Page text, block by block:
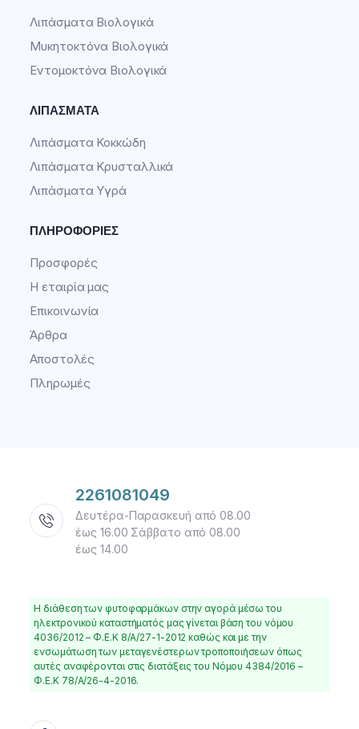
Λιπάσματα Βιολογικά
Μυκητοκτόνα Βιολογικά
Εντομοκτόνα Βιολογικά
ΛΙΠΆΣΜΑΤΑ
Λιπάσματα Κοκκώδη
Λιπάσματα Κρυσταλλικά
Λιπάσματα Υγρά
ΠΛΗΡΟΦΟΡΊΕΣ
Προσφορές
Η εταιρία μας
Επικοινωνία
Άρθρα
Αποστολές
Πληρωμές
2261081049
Δευτέρα-Παρασκευή από 08.00
έως 16.00 Σάββατο από 08.00
έως 14.00
Η διάθεση των φυτοφαρμάκων στην αγορά μέσω του
ηλεκτρονικού καταστήματός μας γίνεται βάση του νόμου
4036/2012 – Φ.Ε.Κ 8/Α/27-1-2012 καθώς και με την
ενσωμάτωση των μεταγενέστερων τροποποιήσεων όπως
αυτές αναφέρονται στις διατάξεις του Νόμου 4384/2016 –
Φ.Ε.Κ 78/Α/26-4-2016.